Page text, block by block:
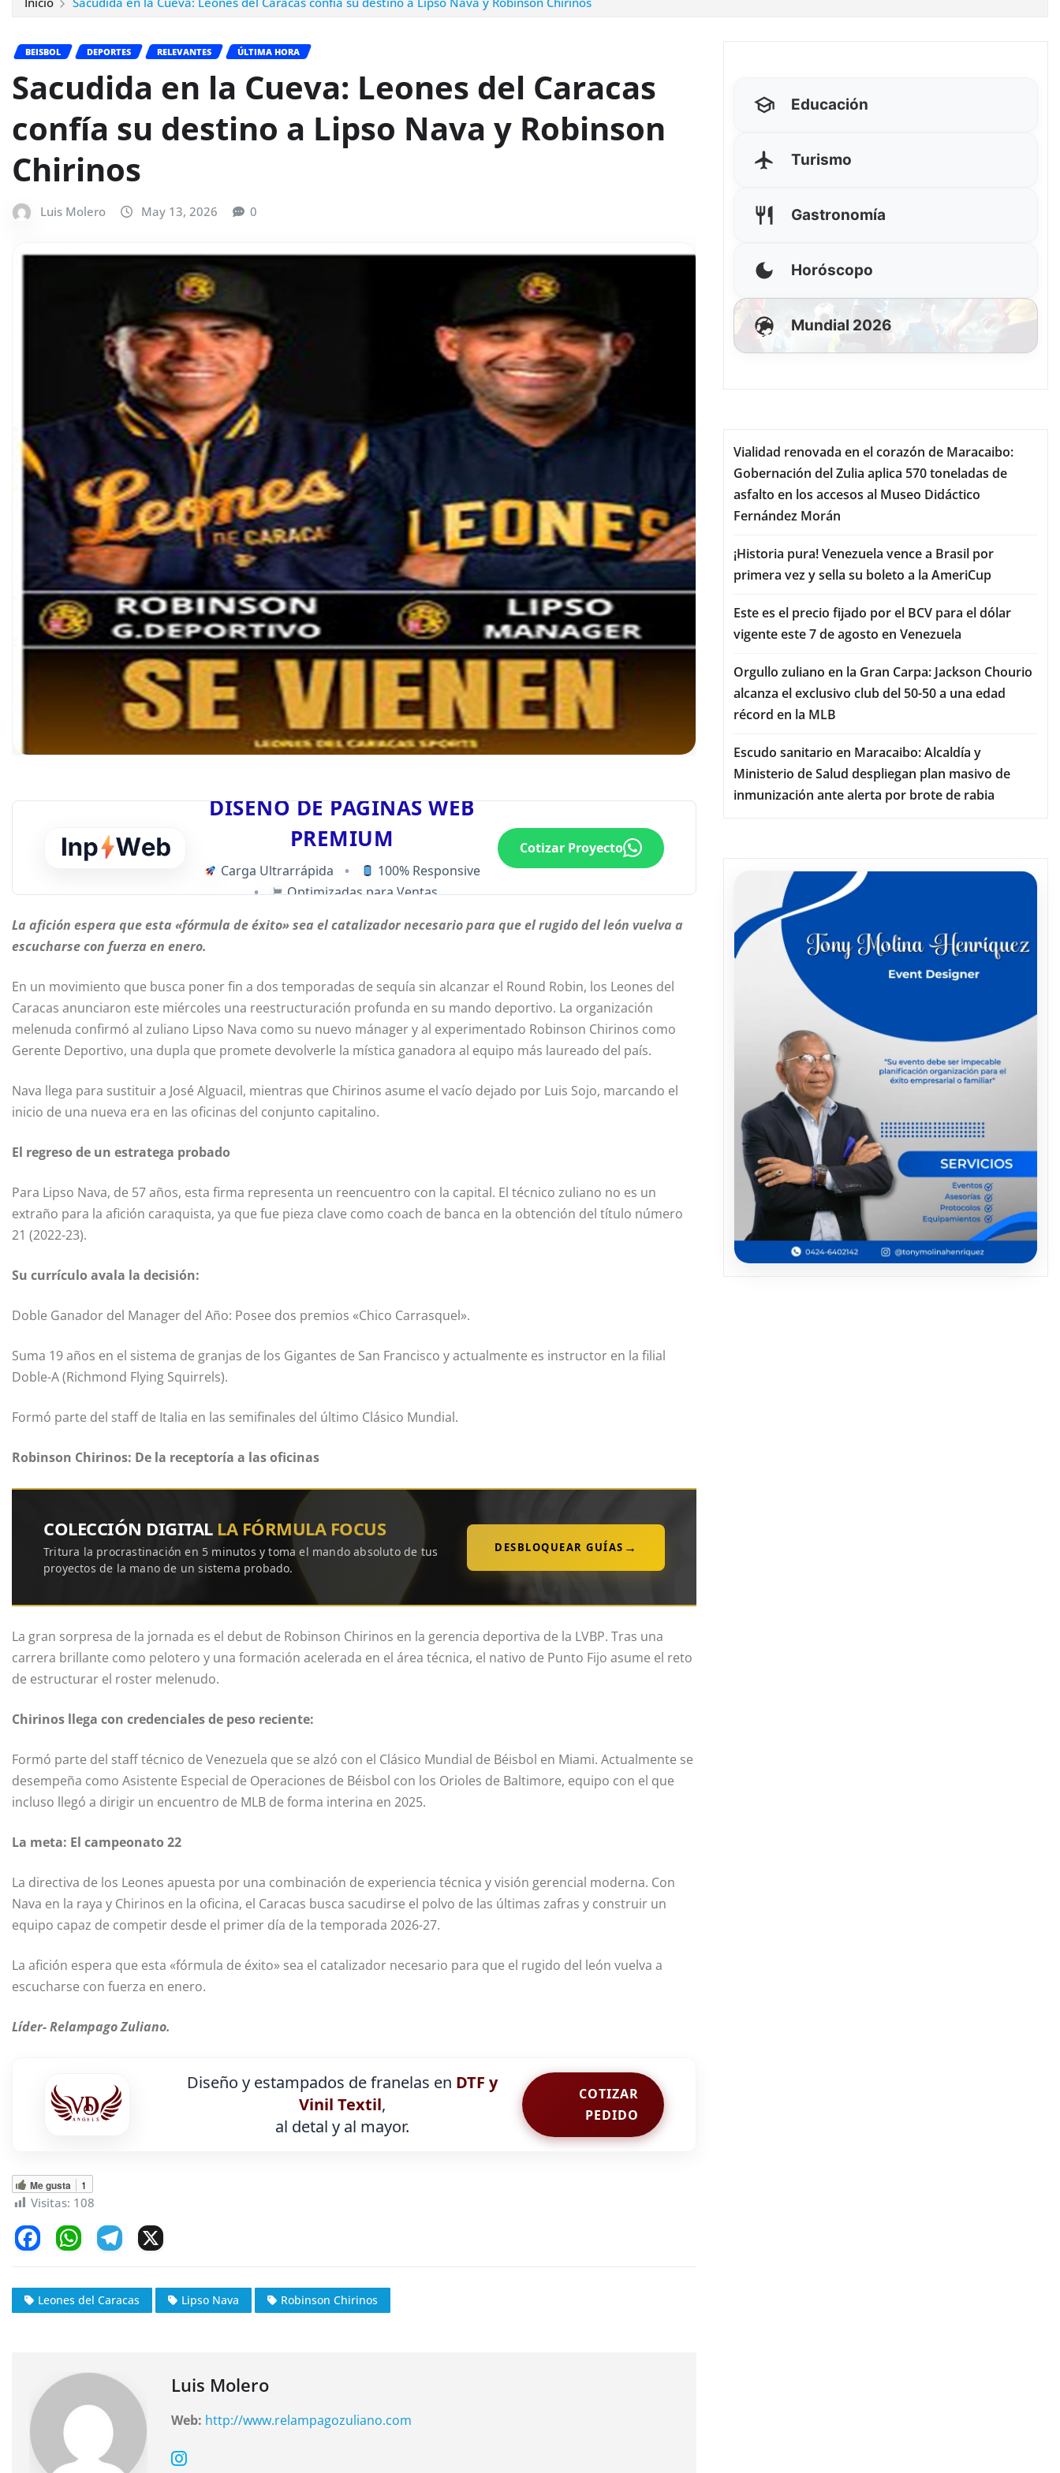
BEISBOL DEPORTES RELEVANTES ÚLTIMA HORA
Sacudida en la Cueva: Leones del Caracas
confía su destino a Lipso Nava y Robinson
Chirinos
Luis Molero May 13, 2026 0
DISEÑO DE PÁGINAS WEB
PREMIUM
Carga Ultrarrápida •
100% Responsive
•
Optimizadas para Ventas
Cotizar Proyecto
La afición espera que esta «fórmula de éxito» sea el catalizador necesario para que el rugido del león vuelva a
escucharse con fuerza en enero.
En un movimiento que busca poner fin a dos temporadas de sequía sin alcanzar el Round Robin, los Leones del
Caracas anunciaron este miércoles una reestructuración profunda en su mando deportivo. La organización
melenuda confirmó al zuliano Lipso Nava como su nuevo mánager y al experimentado Robinson Chirinos como
Gerente Deportivo, una dupla que promete devolverle la mística ganadora al equipo más laureado del país.
Nava llega para sustituir a José Alguacil, mientras que Chirinos asume el vacío dejado por Luis Sojo, marcando el
inicio de una nueva era en las oficinas del conjunto capitalino.
El regreso de un estratega probado
Para Lipso Nava, de 57 años, esta firma representa un reencuentro con la capital. El técnico zuliano no es un
extraño para la afición caraquista, ya que fue pieza clave como coach de banca en la obtención del título número
21 (2022-23).
Su currículo avala la decisión:
Doble Ganador del Manager del Año: Posee dos premios «Chico Carrasquel».
Suma 19 años en el sistema de granjas de los Gigantes de San Francisco y actualmente es instructor en la filial
Doble-A (Richmond Flying Squirrels).
Formó parte del staff de Italia en las semifinales del último Clásico Mundial.
Robinson Chirinos: De la receptoría a las oficinas
COLECCIÓN DIGITAL LA FÓRMULA FOCUS
Tritura la procrastinación en 5 minutos y toma el mando absoluto de tus
proyectos de la mano de un sistema probado.
DESBLOQUEAR GUÍAS →
La gran sorpresa de la jornada es el debut de Robinson Chirinos en la gerencia deportiva de la LVBP. Tras una
carrera brillante como pelotero y una formación acelerada en el área técnica, el nativo de Punto Fijo asume el reto
de estructurar el roster melenudo.
Chirinos llega con credenciales de peso reciente:
Formó parte del staff técnico de Venezuela que se alzó con el Clásico Mundial de Béisbol en Miami. Actualmente se
desempeña como Asistente Especial de Operaciones de Béisbol con los Orioles de Baltimore, equipo con el que
incluso llegó a dirigir un encuentro de MLB de forma interina en 2025.
La meta: El campeonato 22
La directiva de los Leones apuesta por una combinación de experiencia técnica y visión gerencial moderna. Con
Nava en la raya y Chirinos en la oficina, el Caracas busca sacudirse el polvo de las últimas zafras y construir un
equipo capaz de competir desde el primer día de la temporada 2026-27.
La afición espera que esta «fórmula de éxito» sea el catalizador necesario para que el rugido del león vuelva a
escucharse con fuerza en enero.
Líder- Relampago Zuliano.
Diseño y estampados de franelas en DTF y
Vinil Textil,
al detal y al mayor.
COTIZAR
PEDIDO
Me gusta 1
Visitas: 108
c
e
o
W
at
s
p
e
gr
Leones del Caracas Lipso Nava Robinson Chirinos
Luis Molero
Web: http://www.relampagozuliano.com
Educación
Turismo
Gastronomía
Horóscopo
Mundial 2026
Vialidad renovada en el corazón de Maracaibo:
Gobernación del Zulia aplica 570 toneladas de
asfalto en los accesos al Museo Didáctico
Fernández Morán
¡Historia pura! Venezuela vence a Brasil por
primera vez y sella su boleto a la AmeriCup
Este es el precio fijado por el BCV para el dólar
vigente este 7 de agosto en Venezuela
Orgullo zuliano en la Gran Carpa: Jackson Chourio
alcanza el exclusivo club del 50-50 a una edad
récord en la MLB
Escudo sanitario en Maracaibo: Alcaldía y
Ministerio de Salud despliegan plan masivo de
inmunización ante alerta por brote de rabia